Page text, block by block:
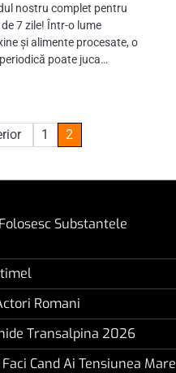
nostru complet pentru
7 zile! Într-o lume
și alimente procesate, o
poate juca…
1 2
Substantele
Romani
Transalpina 2026
Cand Ai Tensiunea Mare